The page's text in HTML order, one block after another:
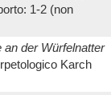
1-2 (non
an der Würfelnatter
Karch